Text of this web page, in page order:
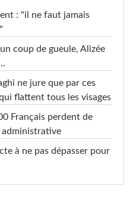
: "il ne faut jamais
coup de gueule, Alizée
ne jure que par ces
flattent tous les visages
Français perdent de
administrative
à ne pas dépasser pour